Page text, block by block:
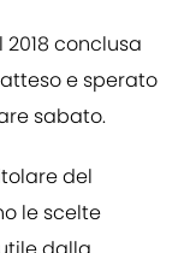
2018 conclusa
e sperato
sabato.
del
le scelte